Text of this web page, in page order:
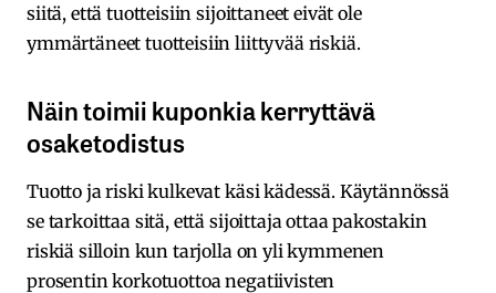
siitä, että tuotteisiin sijoittaneet eivät ole
ymmärtäneet tuotteisiin liittyvää riskiä.
Näin toimii kuponkia kerryttävä
osaketodistus
Tuotto ja riski kulkevat käsi kädessä. Käytännössä
se tarkoittaa sitä, että sijoittaja ottaa pakostakin
riskiä silloin kun tarjolla on yli kymmenen
prosentin korkotuottoa negatiivisten